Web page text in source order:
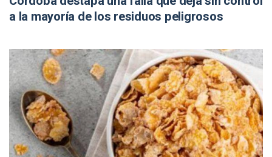
a la mayoría de los residuos peligrosos